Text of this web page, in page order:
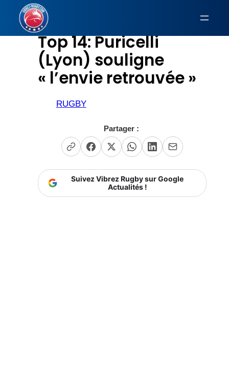
Aller
contenu Top 14: Puricelli
(Lyon) souligne
« l’envie retrouvée »
RUGBY
Partager :
Suivez Vibrez Rugby sur Google
Actualités !